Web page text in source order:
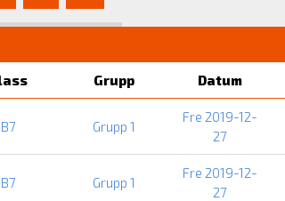
Grupp Datum
B7 Grupp 1
Fre 2019-12-
27
B7 Grupp 1
Fre 2019-12-
27